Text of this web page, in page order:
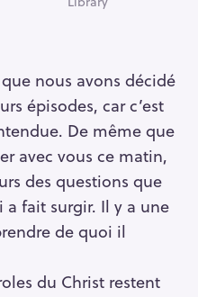
nous avons décidé
épisodes, car c’est
De même que
avec vous ce matin,
des questions que
fait surgir. Il y a une
de quoi il
du Christ restent